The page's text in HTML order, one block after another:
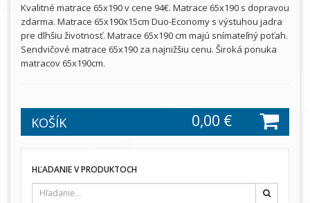
Kvalitné matrace 65x190 v cene 94€. Matrace 65x190 s dopravou
zdarma. Matrace 65x190x15cm Duo-Economy s výstuhou jadra
pre dlhšiu životnosť. Matrace 65x190 cm majú snímateľný poťah.
Sendvičové matrace 65x190 za najnižšiu cenu. Široká ponuka
matracov 65x190cm.
KOŠÍK 0,00 €
HĽADANIE V PRODUKTOCH